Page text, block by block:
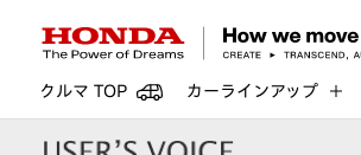
クルマ TOP カーラインアップ